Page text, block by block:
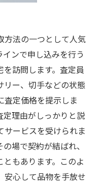
なタイミング
心！静岡市での買
ビスの特徴
せた買取方法
頼感
体的な体験談
ビスの秘密
サービス
査定でブランド品
方法の一つとして人気
ンで申し込みを行う
訪問します。査定員
リー、切手などの状態
査定価格を提示しま
定理由がしっかりと説
サービスを受けられま
場で契約が結ばれ、
もあります。このよ
安心して品物を手放せ